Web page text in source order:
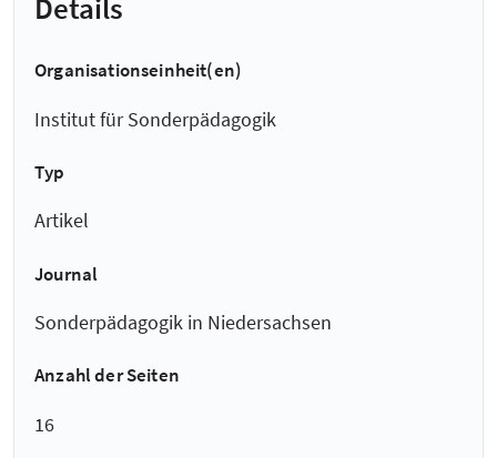
Details
Organisationseinheit(en)
Institut für Sonderpädagogik
Typ
Artikel
Journal
Sonderpädagogik in Niedersachsen
Anzahl der Seiten
16